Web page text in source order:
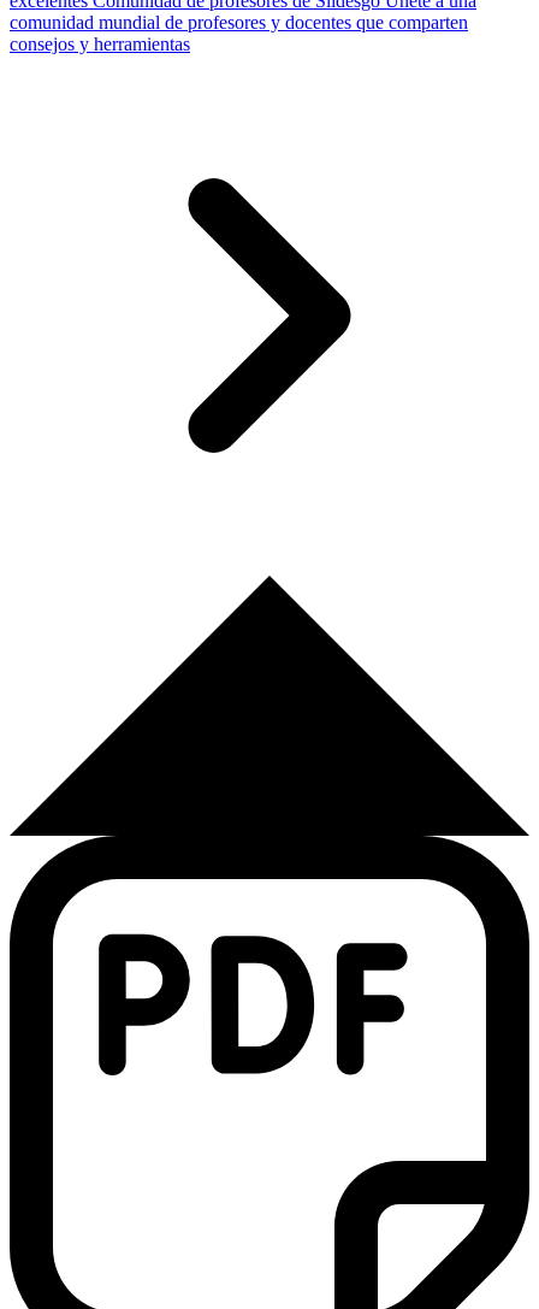
comunidad mundial de profesores y docentes que comparten
consejos y herramientas